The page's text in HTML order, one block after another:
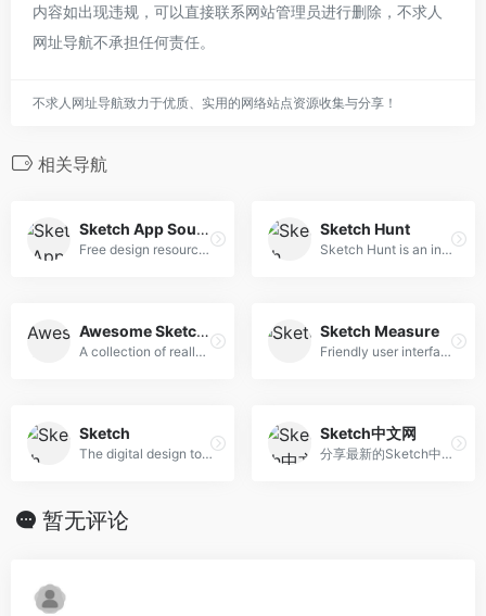
内容如出现违规，可以直接联系网站管理员进行删除，不求人
网址导航不承担任何责任。
不求人网址导航致力于优质、实用的网络站点资源收集与分享！
相关导航
Sketch App Sources
Free design resources and plugins - Icons, UI Kits, Wireframes, iOS, Android Templates for Sketch
Sketch Hunt
Sketch Hunt is an independent blog sharing gems in learning, plugins &amp; design tools for fans of Sketch app.
Awesome Sketch Plugins
A collection of really useful Sketch plugins.
Sketch Measure
Friendly user interface offers you a more intuitive way of making marks.
Sketch
The digital design toolkit
Sketch中文网
分享最新的Sketch中文手册
暂无评论